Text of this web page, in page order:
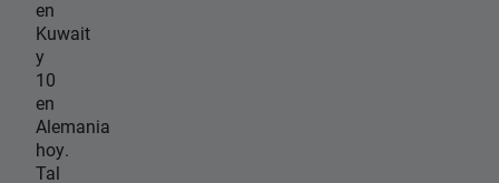
en
Kuwait
y
10
en
Alemania
hoy.
Tal